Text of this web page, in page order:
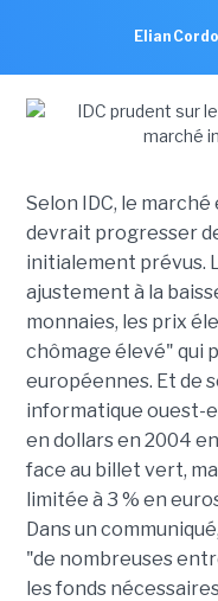
Elian
Selon IDC, le
devrait progresser
initialement prévus.
ajustement à la
monnaies, les prix
chômage élevé" qui
européennes. Et de
informatique ouest-
en dollars en 2004
face au billet vert,
limitée à 3 % en
Dans un
"de nombreuses
les fonds